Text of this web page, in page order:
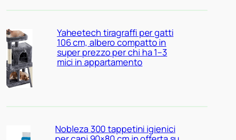
Yaheetech tiragraffi per gatti
106 cm, albero compatto in
super prezzo per chi ha 1–3
mici in appartamento
Nobleza 300 tappetini igienici